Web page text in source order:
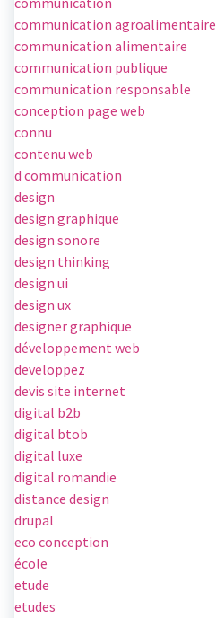
communication agroalimentaire
communication alimentaire
communication publique
communication responsable
conception page web
connu
contenu web
d communication
design
design graphique
design sonore
design thinking
design ui
design ux
designer graphique
développement web
developpez
devis site internet
digital b2b
digital btob
digital luxe
digital romandie
distance design
drupal
eco conception
école
etude
etudes